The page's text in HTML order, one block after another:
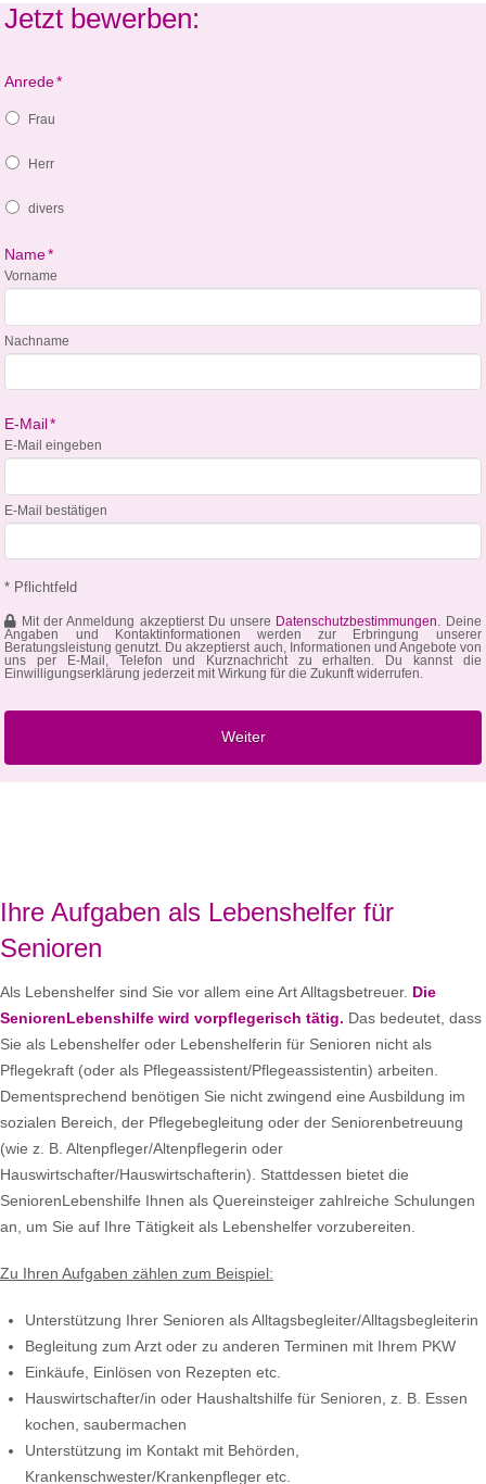
Jetzt bewerben:
Anrede*
Frau
Herr
divers
Name*
Vorname
Nachname
E-Mail*
E-Mail eingeben
E-Mail bestätigen
* Pflichtfeld
Mit der Anmeldung akzeptierst Du unsere Datenschutzbestimmungen. Deine
Angaben und Kontaktinformationen werden zur Erbringung unserer
Beratungsleistung genutzt. Du akzeptierst auch, Informationen und Angebote von
uns per E-Mail, Telefon und Kurznachricht zu erhalten. Du kannst die
Einwilligungserklärung jederzeit mit Wirkung für die Zukunft widerrufen.
Ihre Aufgaben als Lebenshelfer für
Senioren
Als Lebenshelfer sind Sie vor allem eine Art Alltagsbetreuer. Die
SeniorenLebenshilfe wird vorpflegerisch tätig. Das bedeutet, dass
Sie als Lebenshelfer oder Lebenshelferin für Senioren nicht als
Pflegekraft (oder als Pflegeassistent/Pflegeassistentin) arbeiten.
Dementsprechend benötigen Sie nicht zwingend eine Ausbildung im
sozialen Bereich, der Pflegebegleitung oder der Seniorenbetreuung
(wie z. B. Altenpfleger/Altenpflegerin oder
Hauswirtschafter/Hauswirtschafterin). Stattdessen bietet die
SeniorenLebenshilfe Ihnen als Quereinsteiger zahlreiche Schulungen
an, um Sie auf Ihre Tätigkeit als Lebenshelfer vorzubereiten.
Zu Ihren Aufgaben zählen zum Beispiel:
Unterstützung Ihrer Senioren als Alltagsbegleiter/Alltagsbegleiterin
Begleitung zum Arzt oder zu anderen Terminen mit Ihrem PKW
Einkäufe, Einlösen von Rezepten etc.
Hauswirtschafter/in oder Haushaltshilfe für Senioren, z. B. Essen
kochen, saubermachen
Unterstützung im Kontakt mit Behörden,
Krankenschwester/Krankenpfleger etc.